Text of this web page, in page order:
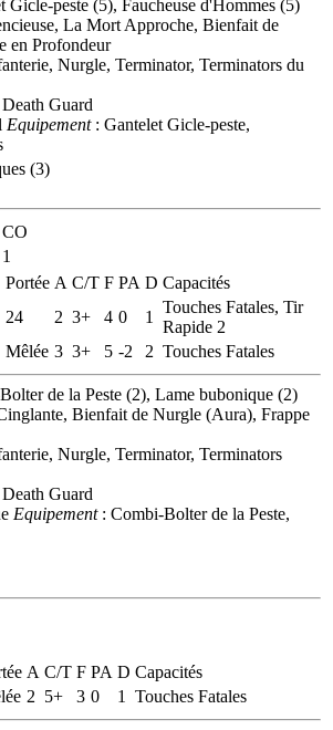
Gicle-peste (5), Faucheuse d'Hommes (5)
La Mort Approche, Bienfait de
en Profondeur
Nurgle, Terminator, Terminators du
Death Guard
Equipement: Gantelet Gicle-peste,
(3)
CO
1
Portée A C/T F PA D Capacités
24 2 3+ 4 0 1
Touches Fatales, Tir
Rapide 2
Mêlée 3 3+ 5 -2 2 Touches Fatales
de la Peste (2), Lame bubonique (2)
Bienfait de Nurgle (Aura), Frappe
Nurgle, Terminator, Terminators
Death Guard
Equipement: Combi-Bolter de la Peste,
A C/T F PA D Capacités
2 5+ 3 0 1 Touches Fatales